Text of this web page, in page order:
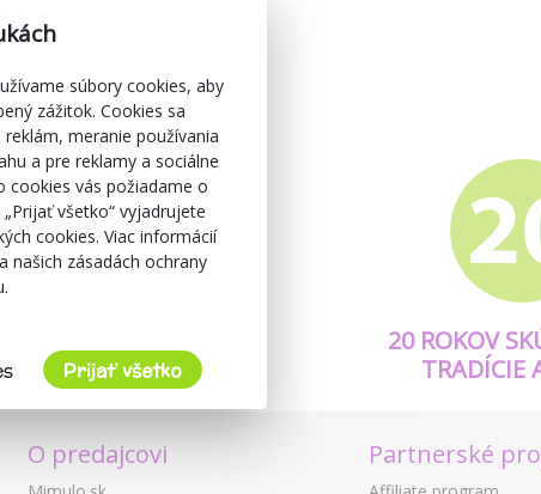
A KVALITA
20 ROKOV
TRADÍCIE
O predajcovi Partnerské
súbory cookies, aby
zážitok. Cookies sa
meranie používania
a pre reklamy a sociálne
cookies vás požiadame o
všetko“ vyjadrujete
cookies. Viac informácií
našich zásadách ochrany
Prijať všetko